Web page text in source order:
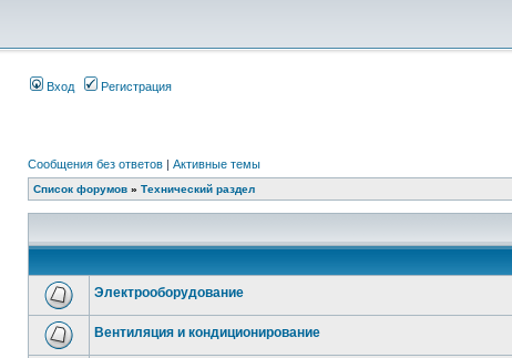
Вход Регистрация
Сообщения без ответов | Активные темы
Список форумов » Технический раздел
Электрооборудование
Вентиляция и кондиционирование